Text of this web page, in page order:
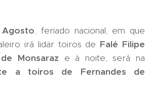
, feriado nacional, em que
irá lidar toiros de Falé Filipe
Monsaraz e à noite, será na
a toiros de Fernandes de